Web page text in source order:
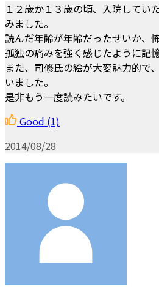
１２歳か１３歳の頃、入院してい
みました。
読んだ年齢が年齢だったせいか、
孤独の痛みを強く感じたように記
また、司修氏の絵が大変魅力的で
いました。
是非もう一度読みたいです。
Good (1)
2014/08/28